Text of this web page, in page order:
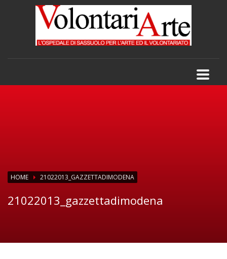
HOME 21022013_GAZZETTADIMODENA
21022013_gazzettadimodena